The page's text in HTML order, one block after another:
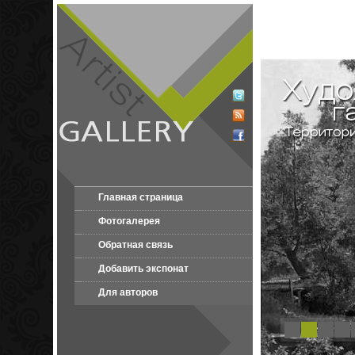
Главная страница
Фотогалерея
Обратная связь
Добавить экспонат
Для авторов